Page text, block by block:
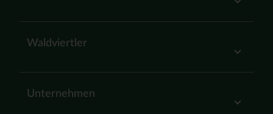
Waldviertler
Unternehmen